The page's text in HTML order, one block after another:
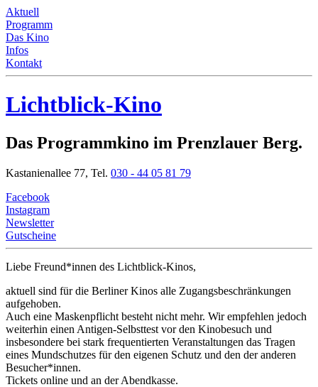
Aktuell
Programm
Das Kino
Infos
Kontakt
Lichtblick-Kino
Das Programmkino im Prenzlauer Berg.
Kastanienallee 77, Tel. 030 - 44 05 81 79
Facebook
Instagram
Newsletter
Gutscheine
Liebe Freund*innen des Lichtblick-Kinos,
aktuell sind für die Berliner Kinos alle Zugangsbeschränkungen
aufgehoben.
Auch eine Maskenpflicht besteht nicht mehr. Wir empfehlen jedoch
weiterhin einen Antigen-Selbsttest vor den Kinobesuch und
insbesondere bei stark frequentierten Veranstaltungen das Tragen
eines Mundschutzes für den eigenen Schutz und den der anderen
Besucher*innen.
Tickets online und an der Abendkasse.